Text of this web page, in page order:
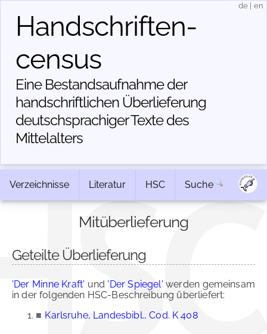
Handschriften­
census
Eine Bestandsaufnahme der
handschriftlichen Über­lieferung
deutschsprachiger Texte des
Mittelalters
de en
Verzeichnisse Literatur HSC Suche
Mitüberlieferung
Geteilte Überlieferung
'Der Minne Kraft' und 'Der Spiegel' werden gemeinsam
in der folgenden HSC-Beschreibung überliefert:
■ Karlsruhe, Landesbibl., Cod. K 408